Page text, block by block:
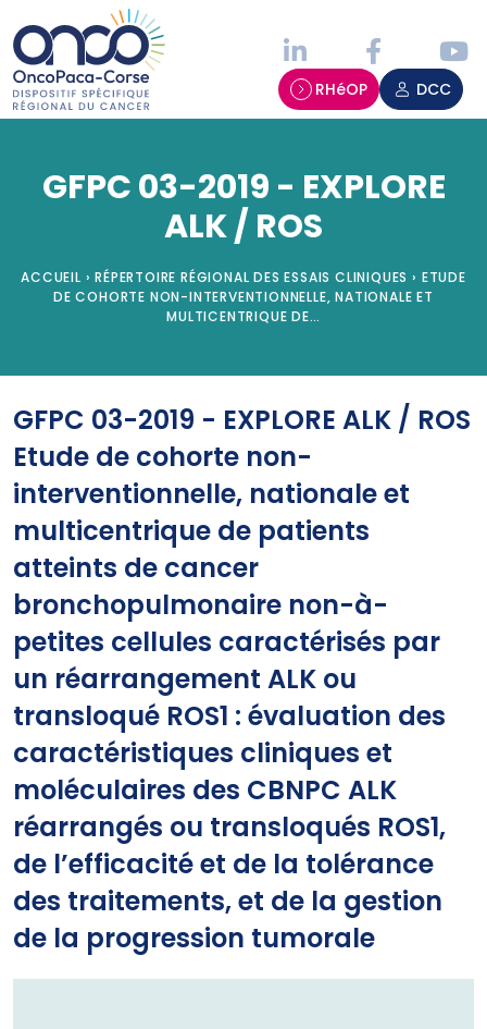
RHéOP DCC
GFPC 03-2019 - EXPLORE
ALK / ROS
ACCUEIL › RÉPERTOIRE RÉGIONAL DES ESSAIS CLINIQUES › ETUDE
DE COHORTE NON-INTERVENTIONNELLE, NATIONALE ET
MULTICENTRIQUE DE…
GFPC 03-2019 - EXPLORE ALK / ROS
Etude de cohorte non-
interventionnelle, nationale et
multicentrique de patients
atteints de cancer
bronchopulmonaire non-à-
petites cellules caractérisés par
un réarrangement ALK ou
transloqué ROS1 : évaluation des
caractéristiques cliniques et
moléculaires des CBNPC ALK
réarrangés ou transloqués ROS1,
de l’efficacité et de la tolérance
des traitements, et de la gestion
de la progression tumorale
Panneau de gestion des cookies